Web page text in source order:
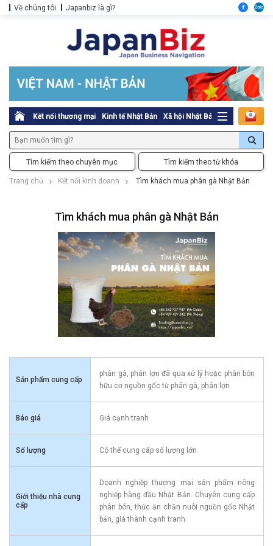
Về chúng tôi Japanbiz là gì?
Kết nối thương mại Kinh tế Nhật Bản Xã hội Nhật Bản Thủ tục pháp
Tìm kiếm theo chuyên mục Tìm kiếm theo từ khóa
Trang chủ Kết nối kinh doanh Tìm khách mua phân gà Nhật Bản
Tìm khách mua phân gà Nhật Bản
Sản phẩm cung cấp
phân gà, phân lợn đã qua xử lý hoặc phân bón
hữu cơ nguồn gốc từ phân gà, phân lợn
Báo giá Giá cạnh tranh
Số lượng Có thể cung cấp số lượng lớn
Giới thiệu nhà cung
cấp
Doanh nghiệp thương mại sản phẩm nông
nghiệp hàng đầu Nhật Bản. Chuyên cung cấp
phân bón, thức ăn chăn nuôi nguồn gốc Nhật
bản, giá thành cạnh tranh.